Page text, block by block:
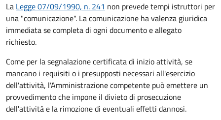
La Legge 07/09/1990, n. 241 non prevede tempi istruttori per
una "comunicazione". La comunicazione ha valenza giuridica
immediata se completa di ogni documento e allegato
richiesto.
Come per la segnalazione certificata di inizio attività, se
mancano i requisiti o i presupposti necessari all'esercizio
dell'attività, l'Amministrazione competente può emettere un
provvedimento che impone il divieto di prosecuzione
dell'attività e la rimozione di eventuali effetti dannosi.